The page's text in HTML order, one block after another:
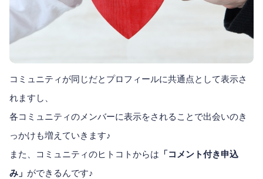
コミュニティが同じだとプロフィールに共通点として表示さ
れますし、
各コミュニティのメンバーに表示をされることで出会いのき
っかけも増えていきます♪
また、コミュニティのヒトコトからは 「コメント付き申込
み」 ができるんです♪